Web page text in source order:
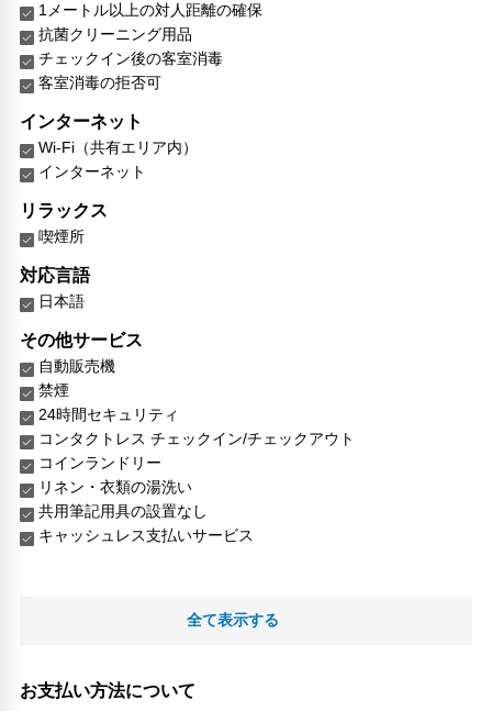
1メートル以上の対人距離の確保
抗菌クリーニング用品
チェックイン後の客室消毒
客室消毒の拒否可
インターネット
Wi-Fi（共有エリア内）
インターネット
リラックス
喫煙所
対応言語
日本語
その他サービス
自動販売機
禁煙
24時間セキュリティ
コンタクトレス チェックイン/チェックアウト
コインランドリー
リネン・衣類の湯洗い
共用筆記用具の設置なし
キャッシュレス支払いサービス
全て表示する
お支払い方法について